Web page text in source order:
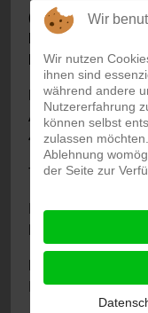
(Verantwortlicher
Paragraphen, §
Franz Hansmann
Albrecht-Dürer-Str.
40764 Langenfeld
Tel.: 02173 - 202
Internet:
Der Filmkreis-
Wir
Wir nutzen
ihnen sind
während andere
Nutzererfahrung
können selbst
zulassen
Ablehnung
der Seite zur